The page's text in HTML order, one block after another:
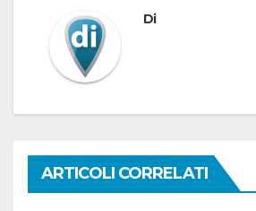
Di
ARTICOLI CORRELATI